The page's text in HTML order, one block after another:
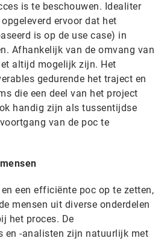
is te beschouwen. Idealiter
ervoor dat het
is op de use case) in
Afhankelijk van de omvang van
altijd mogelijk zijn. Het
gedurende het traject en
die een deel van het project
handig zijn als tussentijdse
van de poc te
een efficiënte poc op te zetten,
mensen uit diverse onderdelen
het proces. De
en -analisten zijn natuurlijk met